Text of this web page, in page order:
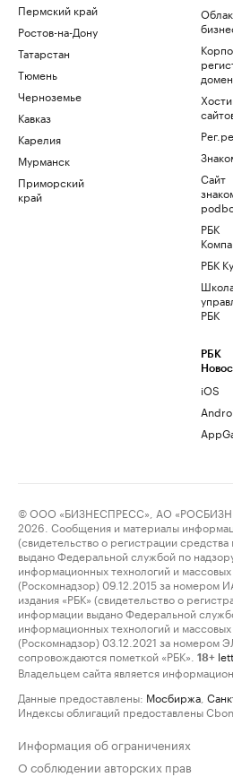
Пермский край
Ростов-на-Дону
Татарстан
Тюмень
Черноземье
Кавказ
Карелия
Мурманск
Приморский
край
Сайт
РБК
РБК
РБК
РБК
iOS
© ООО «БИЗНЕСПРЕСС», АО
2026. Сообщения и материалы
(свидетельство о регистрации
выдано Федеральной службой по
информационных технологий и
(Роскомнадзор) 09.12.2015 за номером
издания «РБК» (свидетельство о
информации выдано Федеральной
информационных технологий и
(Роскомнадзор) 03.12.2021 за номером
сопровождаются пометкой «РБК».
18+
Владельцем сайта является
Данные предоставлены: Мосбиржа
Индексы облигаций предоставлены
Информация об ограничениях
О соблюдении авторских прав